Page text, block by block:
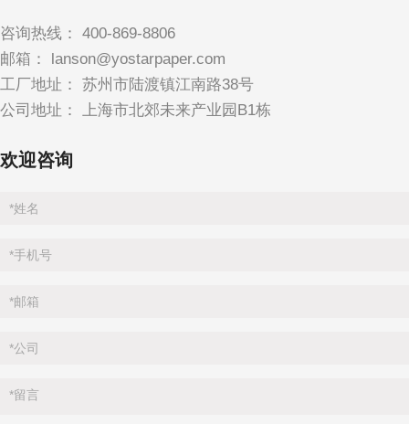
咨询热线： 400-869-8806
邮箱： lanson@yostarpaper.com
工厂地址： 苏州市陆渡镇江南路38号
公司地址： 上海市北郊未来产业园B1栋
欢迎咨询
*姓名
*手机号
*邮箱
*公司
*留言